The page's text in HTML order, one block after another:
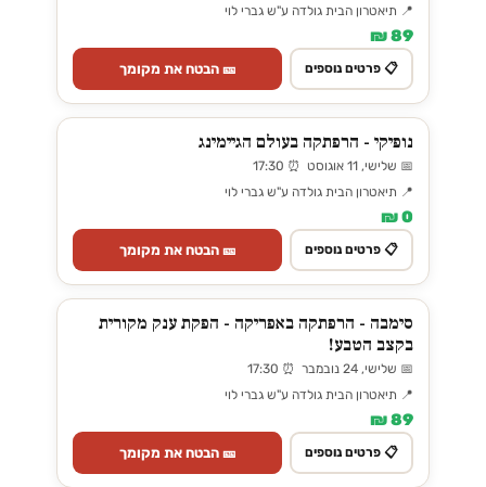
📍 תיאטרון הבית גולדה ע"ש גברי לוי
89 ₪
📋 פרטים נוספים 🎫 הבטח את מקומך
נופיקי - הרפתקה בעולם הגיימינג
📅 שלישי, 11 אוגוסט ⏰ 17:30
📍 תיאטרון הבית גולדה ע"ש גברי לוי
0 ₪
📋 פרטים נוספים 🎫 הבטח את מקומך
סימבה - הרפתקה באפריקה - הפקת ענק מקורית
בקצב הטבע!
📅 שלישי, 24 נובמבר ⏰ 17:30
📍 תיאטרון הבית גולדה ע"ש גברי לוי
89 ₪
📋 פרטים נוספים 🎫 הבטח את מקומך